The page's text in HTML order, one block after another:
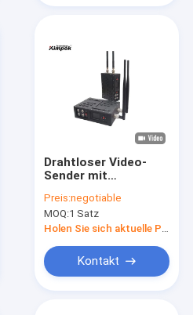
Drahtloser Video-
Sender mit
für
UAV/Drohne/Roboter
Preis:negotiable
MOQ:1 Satz
Kontakt